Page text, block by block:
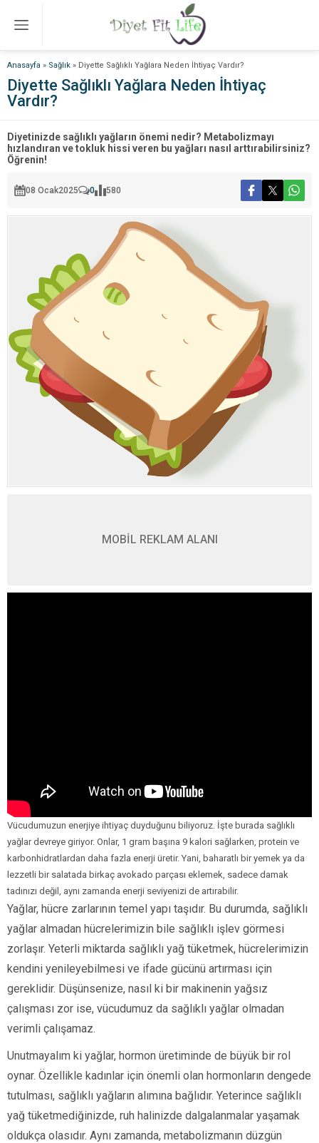
Anasayfa » Sağlık » Diyette Sağlıklı Yağlara Neden İhtiyaç Vardır?
Diyette Sağlıklı Yağlara Neden İhtiyaç
Vardır?
Diyetinizde sağlıklı yağların önemi nedir? Metabolizmayı
hızlandıran ve tokluk hissi veren bu yağları nasıl arttırabilirsiniz?
Öğrenin!
08 Ocak2025 0 580
MOBİL REKLAM ALANI
Vücudumuzun enerjiye ihtiyaç duyduğunu biliyoruz. İşte burada sağlıklı
yağlar devreye giriyor. Onlar, 1 gram başına 9 kalori sağlarken, protein ve
karbonhidratlardan daha fazla enerji üretir. Yani, baharatlı bir yemek ya da
lezzetli bir salatada birkaç avokado parçası eklemek, sadece damak
tadınızı değil, aynı zamanda enerji seviyenizi de artırabilir.
Yağlar, hücre zarlarının temel yapı taşıdır. Bu durumda, sağlıklı
yağlar almadan hücrelerimizin bile sağlıklı işlev görmesi
zorlaşır. Yeterli miktarda sağlıklı yağ tüketmek, hücrelerimizin
kendini yenileyebilmesi ve ifade gücünü artırması için
gereklidir. Düşünsenize, nasıl ki bir makinenin yağsız
çalışması zor ise, vücudumuz da sağlıklı yağlar olmadan
verimli çalışamaz.
Unutmayalım ki yağlar, hormon üretiminde de büyük bir rol
oynar. Özellikle kadınlar için önemli olan hormonların dengede
tutulması, sağlıklı yağların alımına bağlıdır. Yeterince sağlıklı
yağ tüketmediğinizde, ruh halinizde dalgalanmalar yaşamak
oldukça olasıdır. Aynı zamanda, metabolizmanın düzgün